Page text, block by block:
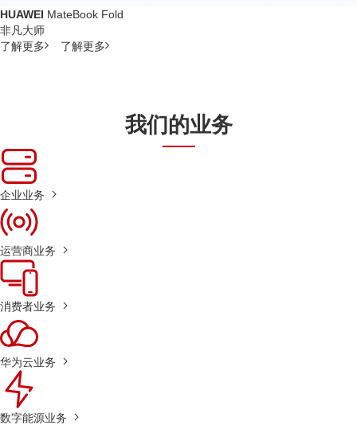
HUAWEI MateBook Fold
非凡大师
了解更多
了解更多
我们的业务
企业业务
运营商业务
消费者业务
华为云业务
数字能源业务